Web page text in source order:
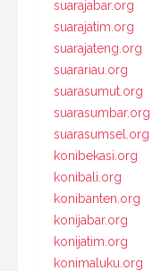
suarajabar.org
suarajatim.org
suarajateng.org
suarariau.org
suarasumut.org
suarasumbar.org
suarasumsel.org
konibekasi.org
konibali.org
konibanten.org
konijabar.org
konijatim.org
konimaluku.org